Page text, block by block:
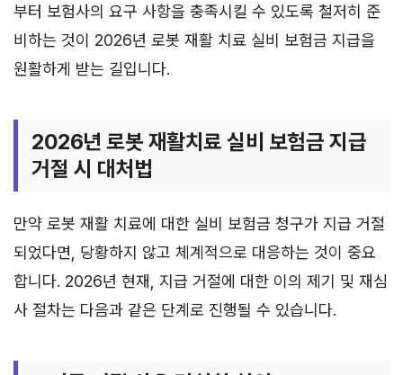
부터 보험사의 요구 사항을 충족시킬 수 있도록 철저히 준
비하는 것이 2026년 로봇 재활 치료 실비 보험금 지급을
원활하게 받는 길입니다.
2026년 로봇 재활치료 실비 보험금 지급
거절 시 대처법
만약 로봇 재활 치료에 대한 실비 보험금 청구가 지급 거절
되었다면, 당황하지 않고 체계적으로 대응하는 것이 중요
합니다. 2026년 현재, 지급 거절에 대한 이의 제기 및 재심
사 절차는 다음과 같은 단계로 진행될 수 있습니다.